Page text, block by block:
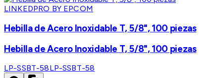
LINKEDPRO BY EPCOM
Hebilla de Acero Inoxidable T, 5/8", 100 piezas
Hebilla de Acero Inoxidable T, 5/8", 100 piezas
LP-SSBT-58LP-SSBT-58